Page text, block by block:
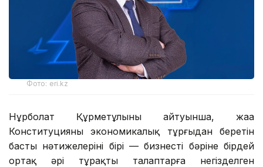
Фото: eri.kz
Нұрболат Құрметұлының айтуынша, жаңа
Конституцияның экономикалық тұрғыдан беретін
басты нәтижелерінің бірі — бизнестің бәріне бірдей
ортақ әрі тұрақты талаптарға негізделген